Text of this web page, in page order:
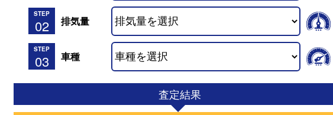
STEP
02 排気量
STEP
03 車種
査定結果